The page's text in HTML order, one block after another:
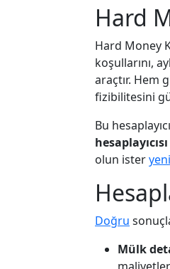
Hard
Hard Money
koşullarını,
araçtır. Hem
fizibilitesini
Bu
hesaplayıcısı
olun ister
Doğru
Mülk